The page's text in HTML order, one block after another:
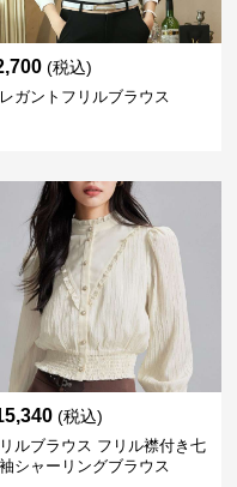
(税込)
ガントフリルブラウス
(税込)
ルブラウス フリル襟付き七
シャーリングブラウス